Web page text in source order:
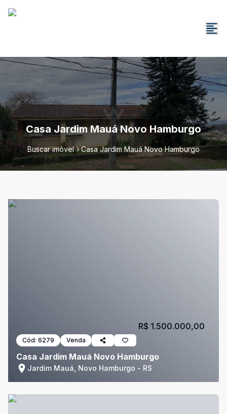
Casa Jardim Mauá Novo Hamburgo
Buscar imóvel Casa Jardim Mauá Novo Hamburgo
Cód: 6279 Venda
Casa Jardim Mauá Novo Hamburgo
Jardim Mauá, Novo Hamburgo - RS
R$ 1.500.000,00